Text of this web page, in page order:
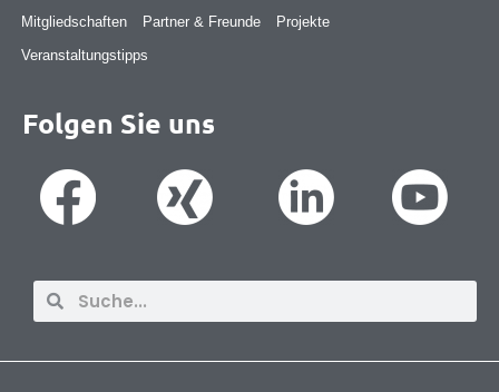
Mitgliedschaften
Partner & Freunde
Projekte
Veranstaltungstipps
Folgen Sie uns